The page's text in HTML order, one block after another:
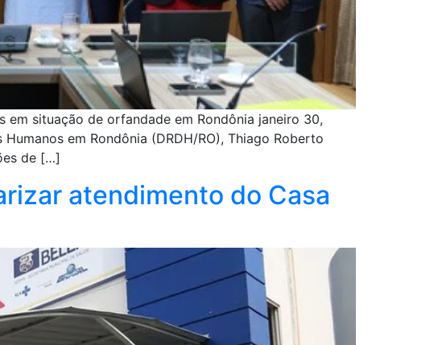
situação de orfandade em Rondônia janeiro 30,
em Rondônia (DRDH/RO), Thiago Roberto
de […]
atendimento do Casa